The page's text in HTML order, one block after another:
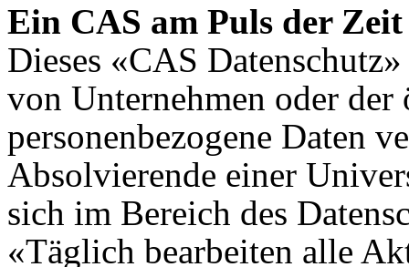
Ein CAS am Puls der Zeit
Dieses «CAS
von Unternehmen oder
personenbezogene Daten
Absolvierende einer
sich im Bereich des
«Täglich bearbeiten alle